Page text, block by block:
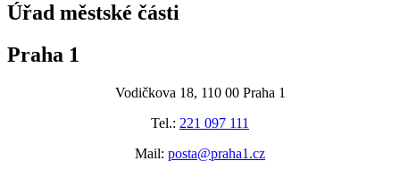
Úřad městské části
Praha 1
Vodičkova 18, 110 00 Praha 1
Tel.: 221 097 111
Mail: posta@praha1.cz